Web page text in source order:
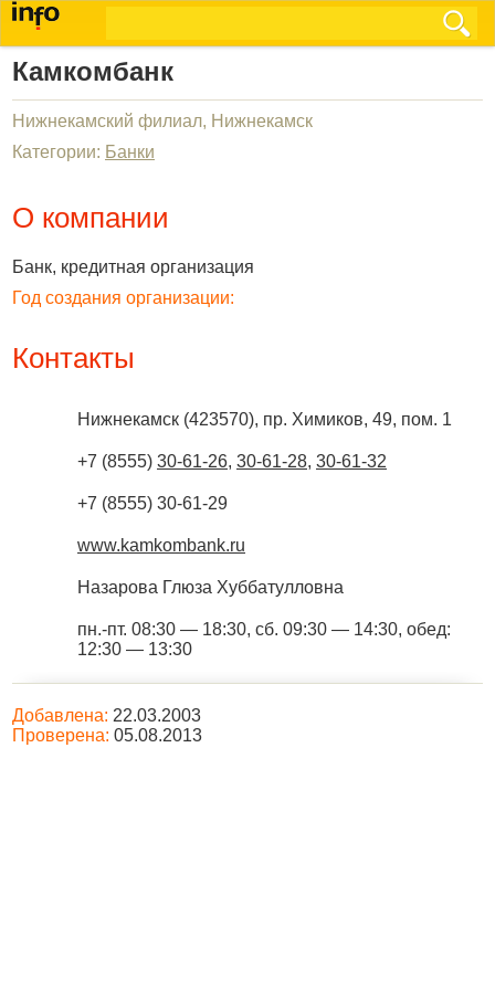
Камкомбанк
Нижнекамский филиал, Нижнекамск
Категории: Банки
О компании
Банк, кредитная организация
Год создания организации:
Контакты
Нижнекамск (423570), пр. Химиков, 49, пом. 1
+7 (8555) 30-61-26, 30-61-28, 30-61-32
+7 (8555) 30-61-29
www.kamkombank.ru
Назарова Глюза Хуббатулловна
пн.-пт. 08:30 — 18:30, сб. 09:30 — 14:30, обед:
12:30 — 13:30
Добавлена: 22.03.2003
Проверена: 05.08.2013